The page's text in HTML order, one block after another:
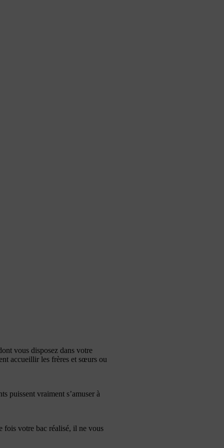
vous disposez dans votre
accueillir les frères et sœurs ou
puissent vraiment s’amuser à
fois votre bac réalisé, il ne vous